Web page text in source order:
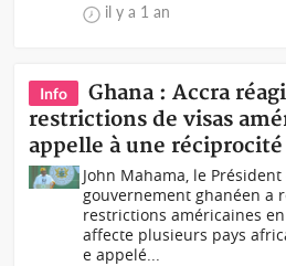
il y a 1 an
Info
Ghana : Accra
restrictions de visas
appelle à une
John Mahama, le
gouvernement ghanéen a
restrictions américaines
affecte plusieurs pays
e appelé...